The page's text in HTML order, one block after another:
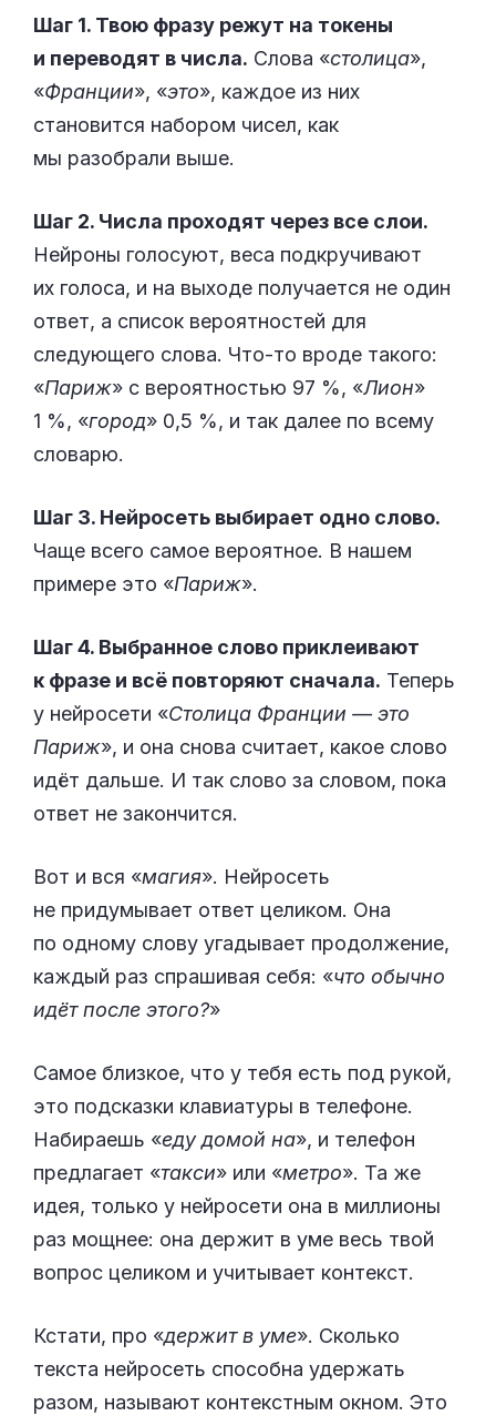
Шаг 1. Твою фразу режут на токены
и переводят в числа. Слова «столица»,
«Франции», «это», каждое из них
становится набором чисел, как
мы разобрали выше.
Шаг 2. Числа проходят через все слои.
Нейроны голосуют, веса подкручивают
их голоса, и на выходе получается не один
ответ, а список вероятностей для
следующего слова. Что-то вроде такого:
«Париж» с вероятностью 97 %, «Лион»
1 %, «город» 0,5 %, и так далее по всему
словарю.
Шаг 3. Нейросеть выбирает одно слово.
Чаще всего самое вероятное. В нашем
примере это «Париж».
Шаг 4. Выбранное слово приклеивают
к фразе и всё повторяют сначала. Теперь
у нейросети «Столица Франции — это
Париж», и она снова считает, какое слово
идёт дальше. И так слово за словом, пока
ответ не закончится.
Вот и вся «магия». Нейросеть
не придумывает ответ целиком. Она
по одному слову угадывает продолжение,
каждый раз спрашивая себя: «что обычно
идёт после этого?»
Самое близкое, что у тебя есть под рукой,
это подсказки клавиатуры в телефоне.
Набираешь «еду домой на», и телефон
предлагает «такси» или «метро». Та же
идея, только у нейросети она в миллионы
раз мощнее: она держит в уме весь твой
вопрос целиком и учитывает контекст.
Кстати, про «держит в уме». Сколько
текста нейросеть способна удержать
разом, называют контекстным окном. Это